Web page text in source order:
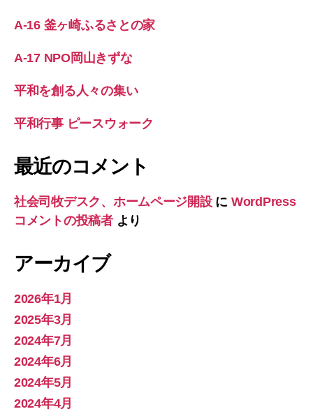
A-16 釜ヶ崎ふるさとの家
A-17 NPO岡山きずな
平和を創る人々の集い
平和行事 ピースウォーク
最近のコメント
社会司牧デスク、ホームページ開設に WordPress
コメントの投稿者より
アーカイブ
2026年1月
2025年3月
2024年7月
2024年6月
2024年5月
2024年4月